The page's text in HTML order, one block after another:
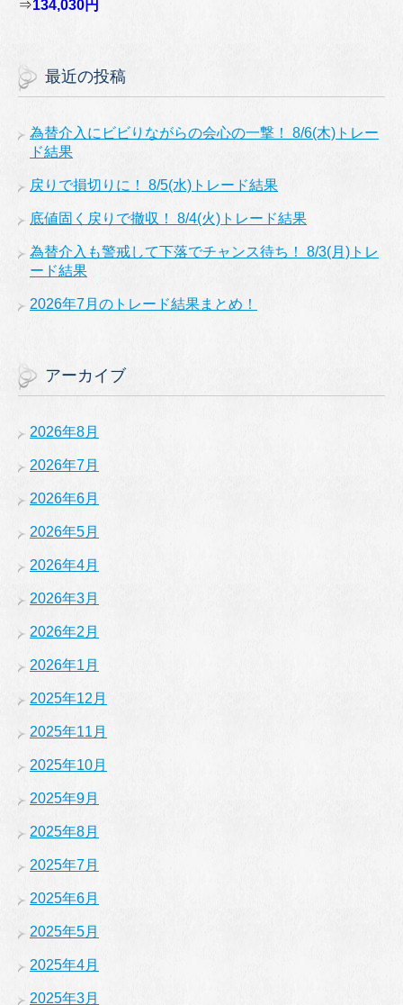
⇒134,030円
最近の投稿
為替介入にビビりながらの会心の一撃！ 8/6(木)トレー
ド結果
戻りで損切りに！ 8/5(水)トレード結果
底値固く戻りで撤収！ 8/4(火)トレード結果
為替介入も警戒して下落でチャンス待ち！ 8/3(月)トレ
ード結果
2026年7月のトレード結果まとめ！
アーカイブ
2026年8月
2026年7月
2026年6月
2026年5月
2026年4月
2026年3月
2026年2月
2026年1月
2025年12月
2025年11月
2025年10月
2025年9月
2025年8月
2025年7月
2025年6月
2025年5月
2025年4月
2025年3月